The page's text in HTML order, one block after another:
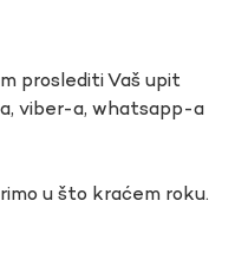
proslediti Vaš upit
viber-a, whatsapp-a
u što kraćem roku.